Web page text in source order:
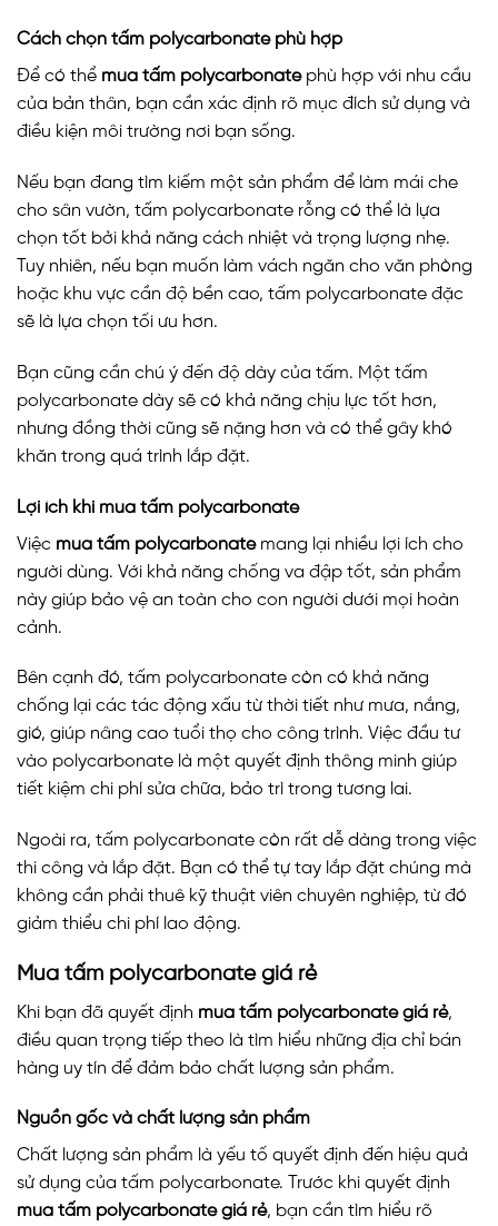
Cách chọn tấm polycarbonate phù hợp
Để có thể mua tấm polycarbonatephù hợp với nhu cầu
của bản thân, bạn cần xác định rõ mục đích sử dụng và
điều kiện môi trường nơi bạn sống.
Nếu bạn đang tìm kiếm một sản phẩm để làm mái che
cho sân vườn, tấm polycarbonate rỗng có thể là lựa
chọn tốt bởi khả năng cách nhiệt và trọng lượng nhẹ.
Tuy nhiên, nếu bạn muốn làm vách ngăn cho văn phòng
hoặc khu vực cần độ bền cao, tấm polycarbonate đặc
sẽ là lựa chọn tối ưu hơn.
Bạn cũng cần chú ý đến độ dày của tấm. Một tấm
polycarbonate dày sẽ có khả năng chịu lực tốt hơn,
nhưng đồng thời cũng sẽ nặng hơn và có thể gây khó
khăn trong quá trình lắp đặt.
Lợi ích khi mua tấm polycarbonate
Việc mua tấm polycarbonatemang lại nhiều lợi ích cho
người dùng. Với khả năng chống va đập tốt, sản phẩm
này giúp bảo vệ an toàn cho con người dưới mọi hoàn
cảnh.
Bên cạnh đó, tấm polycarbonate còn có khả năng
chống lại các tác động xấu từ thời tiết như mưa, nắng,
gió, giúp nâng cao tuổi thọ cho công trình. Việc đầu tư
vào polycarbonate là một quyết định thông minh giúp
tiết kiệm chi phí sửa chữa, bảo trì trong tương lai.
Ngoài ra, tấm polycarbonate còn rất dễ dàng trong việc
thi công và lắp đặt. Bạn có thể tự tay lắp đặt chúng mà
không cần phải thuê kỹ thuật viên chuyên nghiệp, từ đó
giảm thiểu chi phí lao động.
Mua tấm polycarbonate giá rẻ
Khi bạn đã quyết định mua tấm polycarbonate giá rẻ,
điều quan trọng tiếp theo là tìm hiểu những địa chỉ bán
hàng uy tín để đảm bảo chất lượng sản phẩm.
Nguồn gốc và chất lượng sản phẩm
Chất lượng sản phẩm là yếu tố quyết định đến hiệu quả
sử dụng của tấm polycarbonate. Trước khi quyết định
mua tấm polycarbonate giá rẻ, bạn cần tìm hiểu rõ